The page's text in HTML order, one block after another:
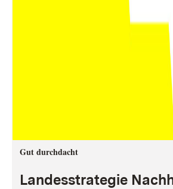
Gut durchdacht
Landesstrategie